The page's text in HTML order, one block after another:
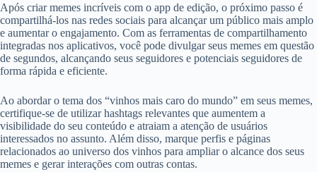
Após criar memes incríveis com o app de edição, o próximo passo é
compartilhá-los nas redes sociais para alcançar um público mais amplo
e aumentar o engajamento. Com as ferramentas de compartilhamento
integradas nos aplicativos, você pode divulgar seus memes em questão
de segundos, alcançando seus seguidores e potenciais seguidores de
forma rápida e eficiente.
Ao abordar o tema dos “vinhos mais caro do mundo” em seus memes,
certifique-se de utilizar hashtags relevantes que aumentem a
visibilidade do seu conteúdo e atraiam a atenção de usuários
interessados no assunto. Além disso, marque perfis e páginas
relacionados ao universo dos vinhos para ampliar o alcance dos seus
memes e gerar interações com outras contas.